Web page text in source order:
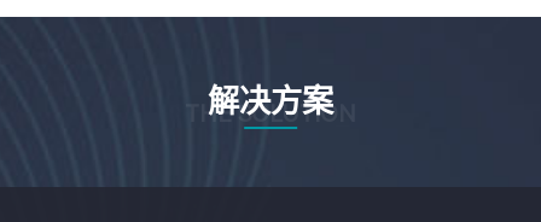
解决方案
THE SOLUTION